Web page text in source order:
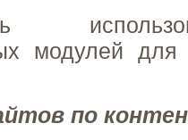
модулей
по